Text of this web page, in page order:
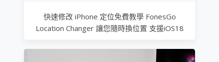
快速修改 iPhone 定位免費教學 FonesGo
Location Changer 讓您隨時換位置 支援iOS18